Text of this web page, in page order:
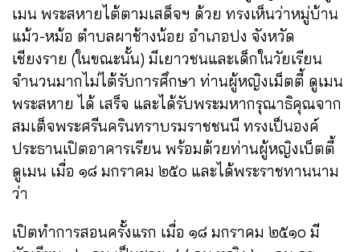
เมน พระสหายไต้ตามเสด็จฯ ด้วย ทรงเห็นว่าหมู่บ้าน
แม้ว-หม้อ ตำบลผาช้างน้อย อำเภอปง จังหวัด
เชียงราย (ในขณะนั้น) มีเยาวชนและเด็กในวัยเรียน
จำนวนมากไม่ไต้รับการศึกษา ท่านผู้หญิงเม็ตตี้ ดูเมน
พระสหาย ได้ เสร็จ และได้รับพระมหากรุณาธิคุณจาก
สมเต็จพระศรีนครินทราบรมราชชนนี ทรงเป็นองค์
ประธานเปิตอาคารเรียน พร้อมต้วยท่านผู้หญิงเบ็ตตี้
ดูเมน เมื่อ ๑๘ มกราคม ๒๕๐ และได้พระราชทานนาม
ว่า
เปิตทำการสอนครั้งแรก เมื่อ ๑๘ มกราคม ๒๕๑๐ มี